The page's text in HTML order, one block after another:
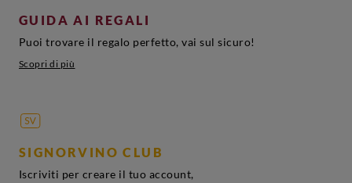
GUIDA AI REGALI
Puoi trovare il regalo perfetto, vai sul sicuro!
Scopri di più
SIGNORVINO CLUB
Iscriviti per creare il tuo account,